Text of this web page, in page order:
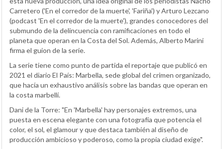
Carretero ('En el corredor de la muerte', 'Fariña') y Arturo Lezcano
(podcast 'En el corredor de la muerte'), grandes conocedores del
submundo de la delincuencia con ramificaciones en todo el
planeta que operan en la Costa del Sol. Además, Alberto Marini
firma el guion de la serie.
La serie tiene como punto de partida el reportaje que publicó en
2021 el diario El País: Marbella, sede global del crimen organizado,
que hacía un exhaustivo análisis sobre las bandas que operan en
la costa marbellí.
Dani de la Torre: "En 'Marbella' hay personajes extremos, una
puesta en escena elegante con una fotografía que potencia el
color, el sol, el glamour y que destaca también al diseño de
producción ambicioso y poderoso, como la propia ciudad exige".